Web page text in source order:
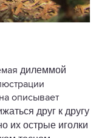
дилеммой
описывает
друг к другу
их острые иголки